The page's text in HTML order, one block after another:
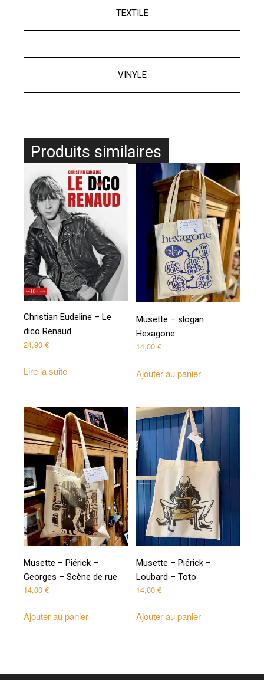
TEXTILE
VINYLE
Produits similaires
Christian Eudeline – Le
dico Renaud
24,90 €
Lire la suite
Musette – slogan
Hexagone
14,00€
Ajouter au panier
Musette – Piérick –
Georges – Scène de rue
14,00 €
Ajouter au panier
Musette – Piérick –
Loubard – Toto
14,00€
Ajouter au panier